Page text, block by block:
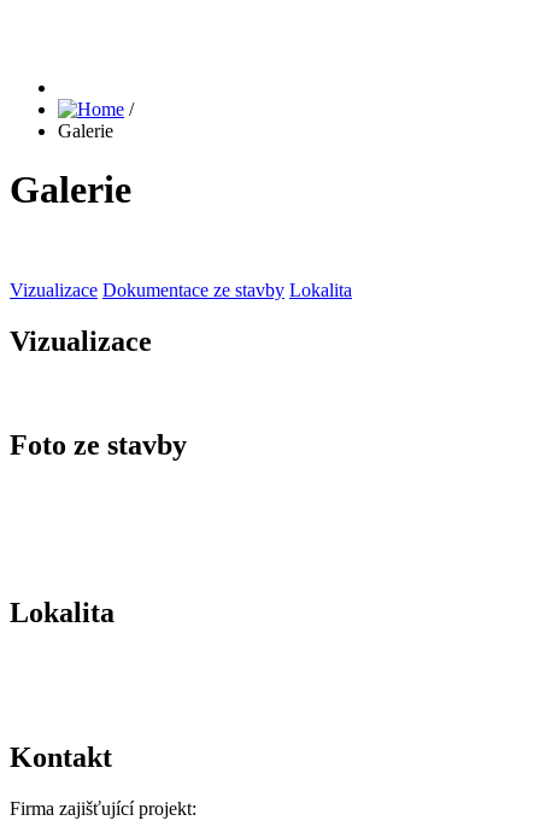
/
Galerie
Galerie
Vizualizace Dokumentace ze stavby Lokalita
Vizualizace
Foto ze stavby
Lokalita
Kontakt
Firma zajišťující projekt: